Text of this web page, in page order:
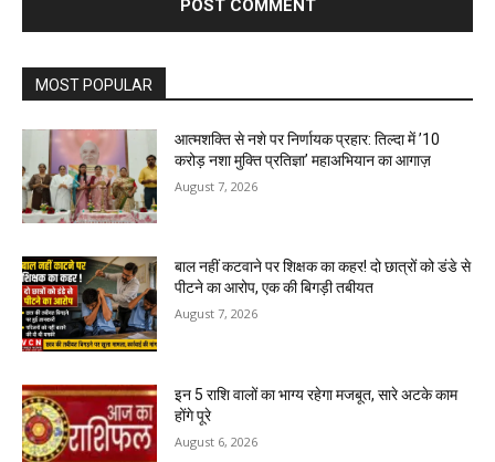
MOST POPULAR
आत्मशक्ति से नशे पर निर्णायक प्रहार: तिल्दा में ’10
करोड़ नशा मुक्ति प्रतिज्ञा’ महाअभियान का आगाज़
August 7, 2026
बाल नहीं कटवाने पर शिक्षक का कहर! दो छात्रों को डंडे से
पीटने का आरोप, एक की बिगड़ी तबीयत
August 7, 2026
इन 5 राशि वालों का भाग्य रहेगा मजबूत, सारे अटके काम
होंगे पूरे
August 6, 2026